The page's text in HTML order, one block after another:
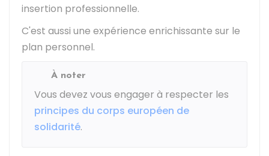
insertion professionnelle.
C'est aussi une expérience enrichissante sur le
plan personnel.
À noter
Vous devez vous engager à respecter les
principes du corps européen de
solidarité.